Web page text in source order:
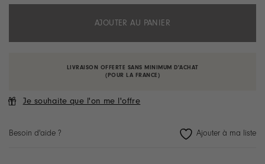
AJOUTER AU PANIER
LIVRAISON OFFERTE SANS MINIMUM D'ACHAT
(POUR LA FRANCE)
Je souhaite que l'on me l'offre
Besoin d'aide ?